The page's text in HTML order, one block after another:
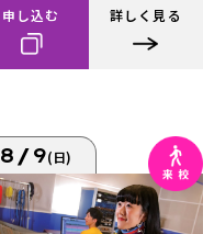
申し込む 詳しく見る
8/9(日)